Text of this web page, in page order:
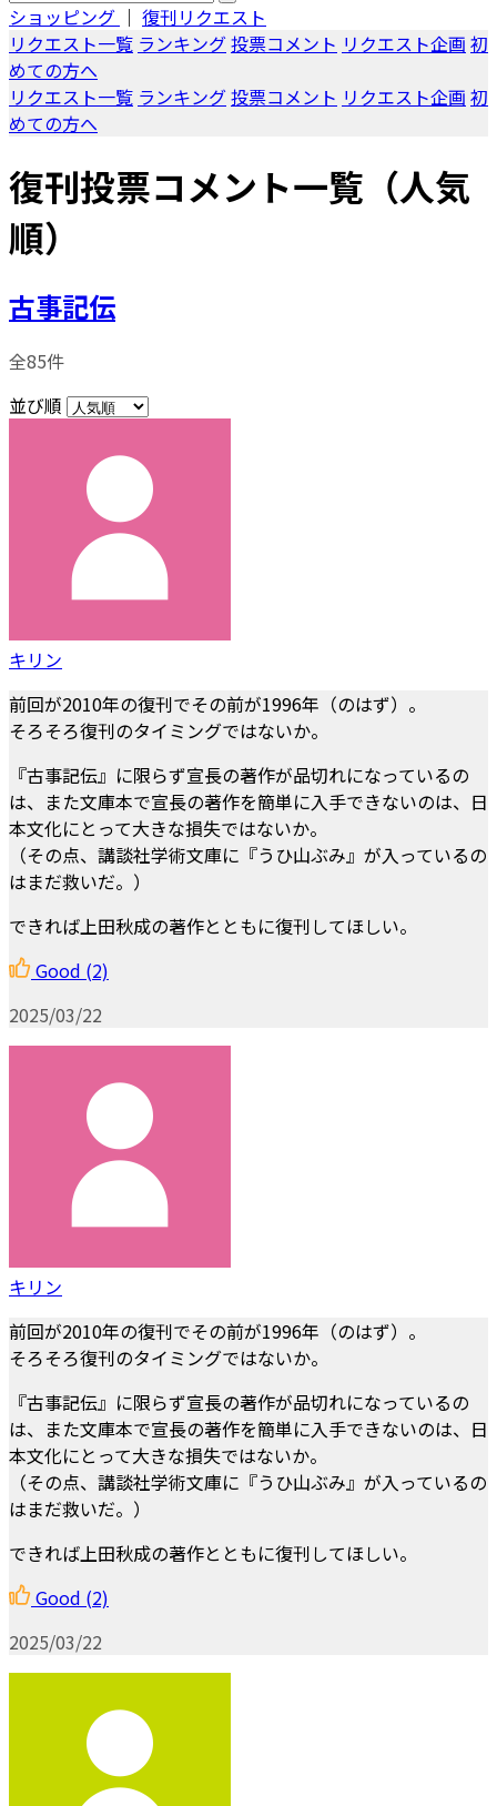
ショッピング ｜ 復刊リクエスト
リクエスト一覧 ランキング投票コメント リクエスト企画 初
めての方へ
リクエスト一覧 ランキング投票コメント リクエスト企画 初
めての方へ
復刊投票コメント一覧（人気
順）
古事記伝
全85件
並び順
キリン
前回が2010年の復刊でその前が1996年（のはず）。
そろそろ復刊のタイミングではないか。
『古事記伝』に限らず宣長の著作が品切れになっているの
は、また文庫本で宣長の著作を簡単に入手できないのは、日
本文化にとって大きな損失ではないか。
（その点、講談社学術文庫に『うひ山ぶみ』が入っているの
はまだ救いだ。）
できれば上田秋成の著作とともに復刊してほしい。
Good (2)
2025/03/22
キリン
前回が2010年の復刊でその前が1996年（のはず）。
そろそろ復刊のタイミングではないか。
『古事記伝』に限らず宣長の著作が品切れになっているの
は、また文庫本で宣長の著作を簡単に入手できないのは、日
本文化にとって大きな損失ではないか。
（その点、講談社学術文庫に『うひ山ぶみ』が入っているの
はまだ救いだ。）
できれば上田秋成の著作とともに復刊してほしい。
Good (2)
2025/03/22